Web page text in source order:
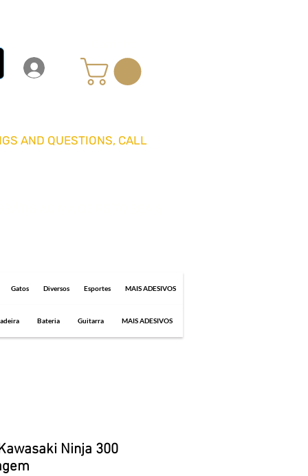
AND QUESTIONS, CALL
Gatos Diversos Esportes MAIS ADESIVOS
Bateria Guitarra MAIS ADESIVOS
Ninja 300